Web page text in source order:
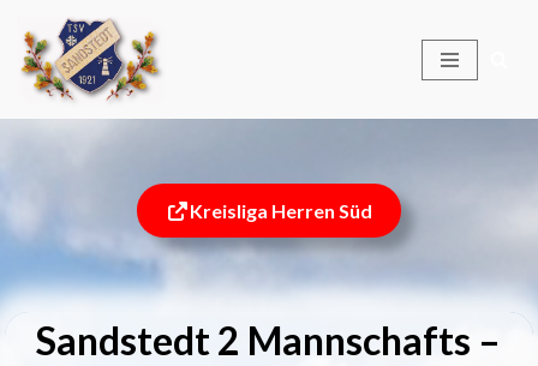
Zum
Inhalt
Kreisliga Herren Süd
Sandstedt 2 Mannschafts –